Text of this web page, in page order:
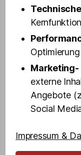
Fanny
Museum« und
den funkelnden
»Schmidt
den Orten, an
TÜR MIT
Marketing-
externe
Angebote
Social
Impressum &